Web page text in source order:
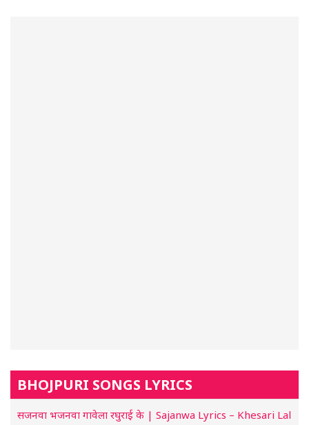
BHOJPURI SONGS LYRICS
सजनवा भजनवा गावेला रघुराई के | Sajanwa Lyrics – Khesari Lal